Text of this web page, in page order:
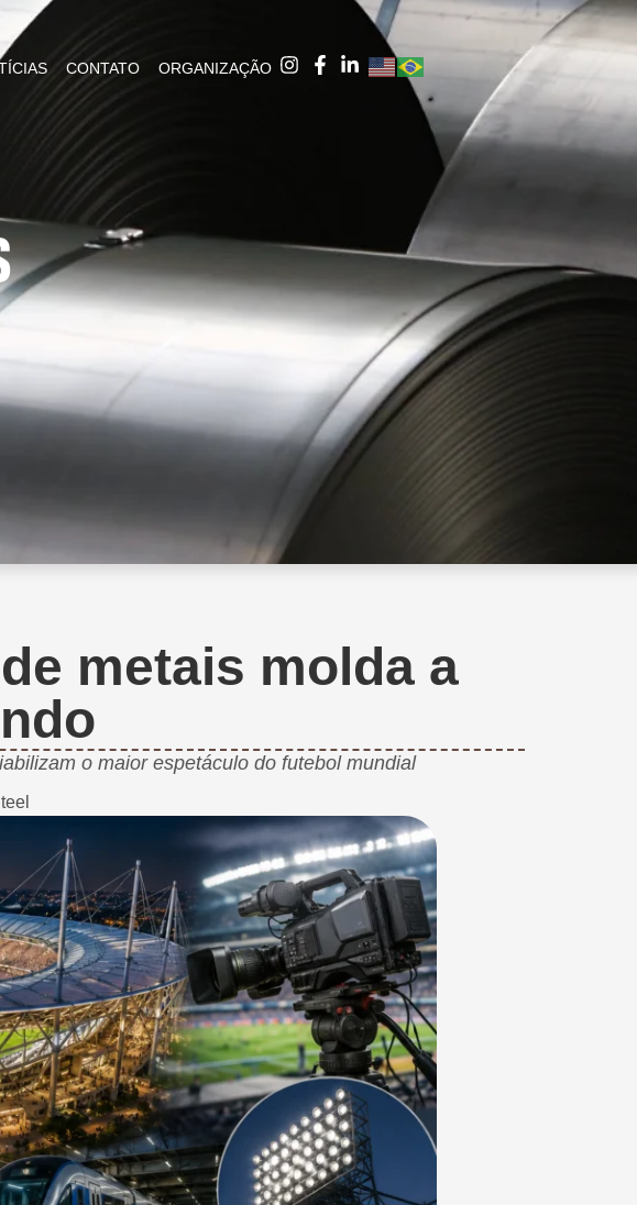
CONTATO ORGANIZAÇÃO
metais molda a
o maior espetáculo do futebol mundial